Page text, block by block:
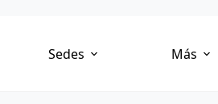
Sedes Más